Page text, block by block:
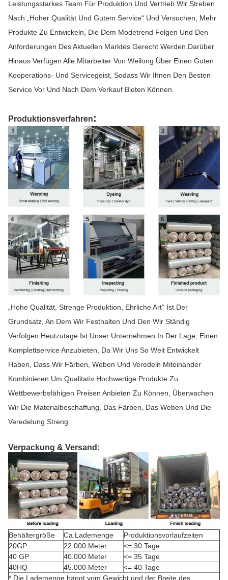
Leistungsstarkes Team Für Produktion Und Vertrieb.Wir Streben
Nach „hoher Qualität Und Gutem Service“ Und Versuchen, Mehr
Produkte Zu Entwickeln, Die Dem Modetrend Folgen Und Den
Anforderungen Des Aktuellen Marktes Gerecht Werden.Darüber
Hinaus Verfügen Alle Mitarbeiter Von Weilong Über Einen Guten
Kooperations- Und Servicegeist, Sodass Wir Ihnen Den Besten
Service Vor Und Nach Dem Verkauf Bieten Können.
Produktionsverfahren:
„Hohe Qualität, Strenge Produktion, Ehrliche Art“ Ist Der
Grundsatz, An Dem Wir Festhalten Und Den Wir Ständig
Verfolgen.Heutzutage Ist Unser Unternehmen In Der Lage, Einen
Komplettservice Anzubieten, Da Wir Uns So Weit Entwickelt
Haben, Dass Wir Färben, Weben Und Veredeln Miteinander
Kombinieren.Um Qualitativ Hochwertige Produkte Zu
Wettbewerbsfähigen Preisen Anbieten Zu Können, Überwachen
Wir Die Materialbeschaffung, Das Färben, Das Weben Und Die
Veredelung Streng.
Verpackung & Versand:
Behältergröße Ca.Lademenge
Produktionsvorlaufzeiten
20GP
22.000 Meter
<= 30 Tage
40 GP
40.000 Meter
<= 35 Tage
40HQ
45.000 Meter
<= 40 Tage
* Die Lademenge hängt vom Gewicht und der Breite des